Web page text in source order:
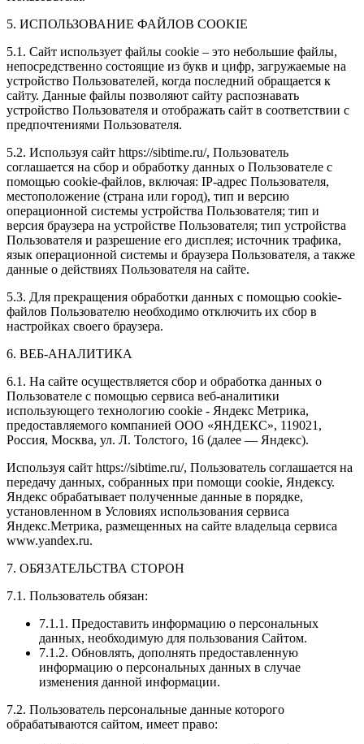
5. ИСПОЛЬЗОВАНИЕ ФАЙЛОВ COOKIE
5.1. Сайт использует файлы cookie – это небольшие файлы,
непосредственно состоящие из букв и цифр, загружаемые на
устройство Пользователей, когда последний обращается к
сайту. Данные файлы позволяют сайту распознавать
устройство Пользователя и отображать сайт в соответствии с
предпочтениями Пользователя.
5.2. Используя сайт https://sibtime.ru/, Пользователь
соглашается на сбор и обработку данных о Пользователе с
помощью cookie-файлов, включая: IP-адрес Пользователя,
местоположение (страна или город), тип и версию
операционной системы устройства Пользователя; тип и
версия браузера на устройстве Пользователя; тип устройства
Пользователя и разрешение его дисплея; источник трафика,
язык операционной системы и браузера Пользователя, а также
данные о действиях Пользователя на сайте.
5.3. Для прекращения обработки данных с помощью cookie-
файлов Пользователю необходимо отключить их сбор в
настройках своего браузера.
6. ВЕБ-АНАЛИТИКА
6.1. На сайте осуществляется сбор и обработка данных о
Пользователе с помощью сервиса веб-аналитики
использующего технологию cookie - Яндекс Метрика,
предоставляемого компанией ООО «ЯНДЕКС», 119021,
Россия, Москва, ул. Л. Толстого, 16 (далее — Яндекс).
Используя сайт https://sibtime.ru/, Пользователь соглашается на
передачу данных, собранных при помощи cookie, Яндексу.
Яндекс обрабатывает полученные данные в порядке,
установленном в Условиях использования сервиса
Яндекс.Метрика, размещенных на сайте владельца сервиса
www.yandex.ru.
7. ОБЯЗАТЕЛЬСТВА СТОРОН
7.1. Пользователь обязан:
7.1.1. Предоставить информацию о персональных
данных, необходимую для пользования Сайтом.
7.1.2. Обновлять, дополнять предоставленную
информацию о персональных данных в случае
изменения данной информации.
7.2. Пользователь персональные данные которого
обрабатываются сайтом, имеет право: